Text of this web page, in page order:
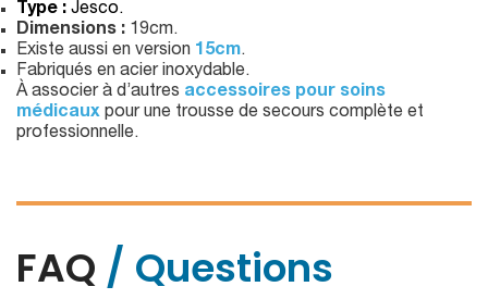
Type : Jesco.
Dimensions : 19cm.
Existe aussi en version 15cm.
Fabriqués en acier inoxydable.
À associer à d’autres accessoires pour soins
médicaux pour une trousse de secours complète et
professionnelle.
FAQ / Questions